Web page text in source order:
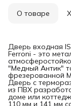
О товаре
Дверь входная
Ferroni - это
"Медный Антик"
фрезерованной
Дверь с
из ПВХ
доме или